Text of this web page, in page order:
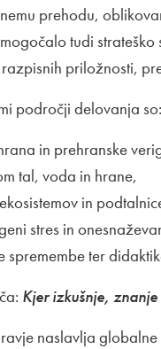
prehodu,
tudi
priložnosti,
področji delovanja so:
in prehranske
tal, voda in hrane,
in
stres in
spremembe ter
Kjer izkušnje,
naslavlja